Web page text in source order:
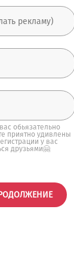
обьязательно
приятно удивлены
у вас
друзьями🤗